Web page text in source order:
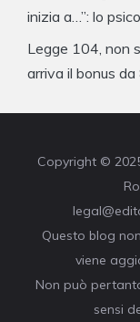
inizia a…”: lo
Legge 104, non
arriva il bonus
Copyright ©
Questo blog
viene
Non può
sensi